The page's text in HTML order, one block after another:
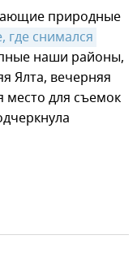
природные
где снимался
наши районы,
Ялта, вечерняя
место для съемок